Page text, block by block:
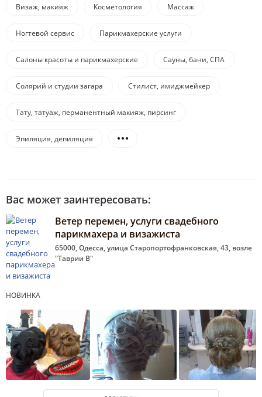
Визаж, макияж Косметология Массаж
Ногтевой сервис Парикмахерские услуги
Салоны красоты и парикмахерские Сауны, бани, СПА
Солярий и студии загара Стилист, имиджмейкер
Тату, татуаж, перманентный макияж, пирсинг
Эпиляция, депиляция
Вас может заинтересовать:
Ветер перемен, услуги свадебного
парикмахера и визажиста
65000, Одесса, улица Старопортофранковская, 43, возле
"Таврии В"
НОВИНКА